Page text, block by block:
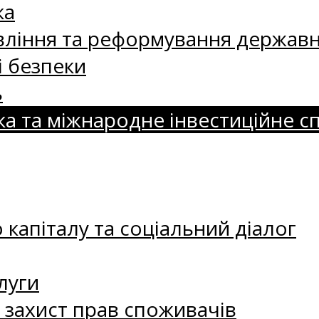
та реформування
безпеки
та міжнародне інвестиційне
та соціальний діалог
захист прав споживачів